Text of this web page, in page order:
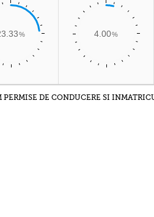
4.00
DE CONDUCERE SI